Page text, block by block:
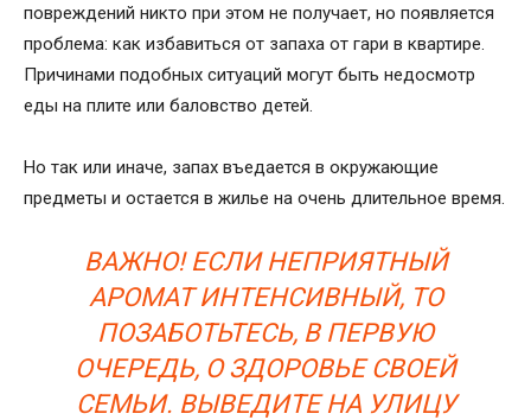
повреждений никто при этом не получает, но появляется
проблема: как избавиться от запаха от гари в квартире.
Причинами подобных ситуаций могут быть недосмотр
еды на плите или баловство детей.
Но так или иначе, запах въедается в окружающие
предметы и остается в жилье на очень длительное время.
ВАЖНО! ЕСЛИ НЕПРИЯТНЫЙ
АРОМАТ ИНТЕНСИВНЫЙ, ТО
ПОЗАБОТЬТЕСЬ, В ПЕРВУЮ
ОЧЕРЕДЬ, О ЗДОРОВЬЕ СВОЕЙ
СЕМЬИ. ВЫВЕДИТЕ НА УЛИЦУ